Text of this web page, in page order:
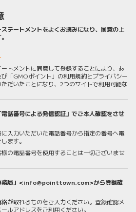
テートメントをよくお読みになり、同意の上
トメントに同意して登録することにより、あ
「GMOポイント」の利用規約とプライバシー
だいたことになり、2つのサイトで利用可能な
話番号による発信認証」でご本人確認をさせ
入力いただいた電話番号から指定の番号へ電
ます。
の電話番号を使用することは一切ございませ
務局」<info@pointtown.com>から登録確
が取れるものをご入力ください。登録確認メ
ルアドレスをご利用ください。